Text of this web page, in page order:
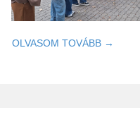
OLVASOM TOVÁBB →